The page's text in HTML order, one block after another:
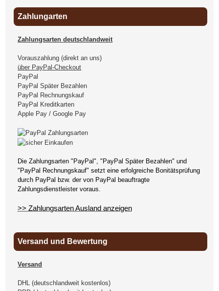
Zahlungarten
Zahlungsarten deutschlandweit
Vorauszahlung (direkt an uns)
über PayPal-Checkout
PayPal
PayPal Später Bezahlen
PayPal Rechnungskauf
PayPal Kreditkarten
Apple Pay / Google Pay
Die Zahlungsarten "PayPal", "PayPal Später Bezahlen" und
"PayPal Rechnungskauf" setzt eine erfolgreiche Bonitätsprüfung
durch PayPal bzw. der von PayPal beauftragte
Zahlungsdienstleister voraus.
>> Zahlungsarten Ausland anzeigen
Versand und Bewertung
Versand
DHL (deutschlandweit kostenlos)